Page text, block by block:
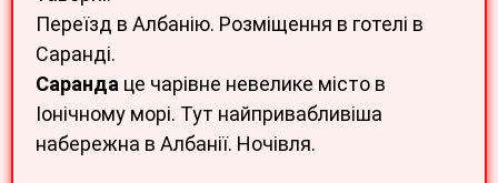
Переїзд в Албанію. Розміщення в готелі в
Саранді.
Саранда це чарівне невелике місто в
Іонічному морі. Тут найпривабливіша
набережна в Албанії. Ночівля.